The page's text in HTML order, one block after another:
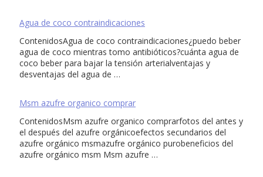
Agua de coco contraindicaciones
ContenidosAgua de coco contraindicaciones¿puedo beber
agua de coco mientras tomo antibióticos?cuánta agua de
coco beber para bajar la tensión arterialventajas y
desventajas del agua de …
Msm azufre organico comprar
ContenidosMsm azufre organico comprarfotos del antes y
el después del azufre orgánicoefectos secundarios del
azufre orgánico msmazufre orgánico purobeneficios del
azufre orgánico msm Msm azufre …